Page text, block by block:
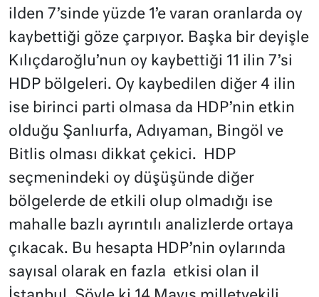
ilden 7’sinde yüzde 1’e varan oranlarda oy
kaybettiği göze çarpıyor. Başka bir deyişle
Kılıçdaroğlu’nun oy kaybettiği 11 ilin 7’si
HDP bölgeleri. Oy kaybedilen diğer 4 ilin
ise birinci parti olmasa da HDP’nin etkin
olduğu Şanlıurfa, Adıyaman, Bingöl ve
Bitlis olması dikkat çekici. HDP
seçmenindeki oy düşüşünde diğer
bölgelerde de etkili olup olmadığı ise
mahalle bazlı ayrıntılı analizlerde ortaya
çıkacak. Bu hesapta HDP’nin oylarında
sayısal olarak en fazla etkisi olan il